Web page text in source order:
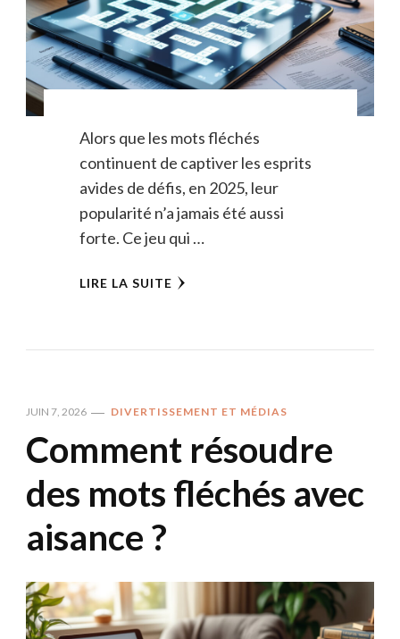
Alors que les mots fléchés
continuent de captiver les esprits
avides de défis, en 2025, leur
popularité n’a jamais été aussi
forte. Ce jeu qui …
LIRE LA SUITE
JUIN 7, 2026 DIVERTISSEMENT ET MÉDIAS
Comment résoudre
des mots fléchés avec
aisance ?